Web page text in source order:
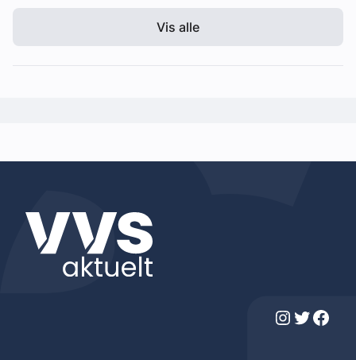
Vis alle
Instagram Twitter Facebook